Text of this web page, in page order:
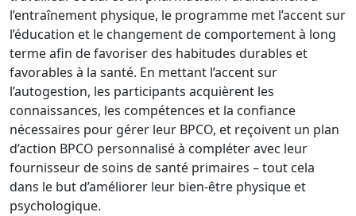
l’entraînement physique, le programme met l’accent sur
l’éducation et le changement de comportement à long
terme afin de favoriser des habitudes durables et
favorables à la santé. En mettant l’accent sur
l’autogestion, les participants acquièrent les
connaissances, les compétences et la confiance
nécessaires pour gérer leur BPCO, et reçoivent un plan
d’action BPCO personnalisé à compléter avec leur
fournisseur de soins de santé primaires – tout cela
dans le but d’améliorer leur bien-être physique et
psychologique.